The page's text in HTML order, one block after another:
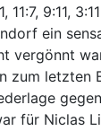
9:11, 3:11
ein
vergönnt
zum letzten
gegen
für Niclas